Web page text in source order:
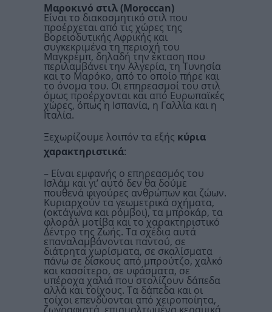
Μαροκινό στιλ (Moroccan)
Είναι το διακοσμητικό στιλ που
προέρχεται από τις χώρες της
Βορειοδυτικής Αφρικής και
συγκεκριμένα τη περιοχή του
Μαγκρέμπ, δηλαδή την έκταση που
περιλαμβάνει την Αλγερία, τη Τυνησία
και το Μαρόκο, από το οποίο πήρε και
το όνομα του. Οι επηρεασμοί του στιλ
όμως προέρχονται και από Ευρωπαϊκές
χώρες, όπως η Ισπανία, η Γαλλία και η
Ιταλία.
Ξεχωρίζουμε λοιπόν τα εξής κύρια
χαρακτηριστικά:
– Είναι εμφανής ο επηρεασμός του
Ισλάμ και γι’ αυτό δεν θα δούμε
πουθενά φιγούρες ανθρώπων και ζώων.
Κυριαρχούν τα γεωμετρικά σχήματα,
(οκτάγωνα και ρόμβοι), τα μπροκάρ, τα
φλοράλ μοτίβα και το χαρακτηριστικό
Δέντρο της Ζωής. Τα σχέδια αυτά
επαναλαμβάνονται παντού, σε
διάτρητα χωρίσματα, σε σκαλίσματα
πάνω σε δίσκους από μπρούτζο, χαλκό
και κασσίτερο, σε υφάσματα, σε
υπέροχα χαλιά που στολίζουν δάπεδα
αλλά και τοίχους. Τα δάπεδα και οι
τοίχοι επενδύονται από χειροποίητα,